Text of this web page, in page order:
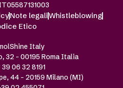
Note legaliWhistleblowing
Etico
Italy
32 – 00195 Roma Italia
39 06 32 8191
44 – 20159 Milano (MI)